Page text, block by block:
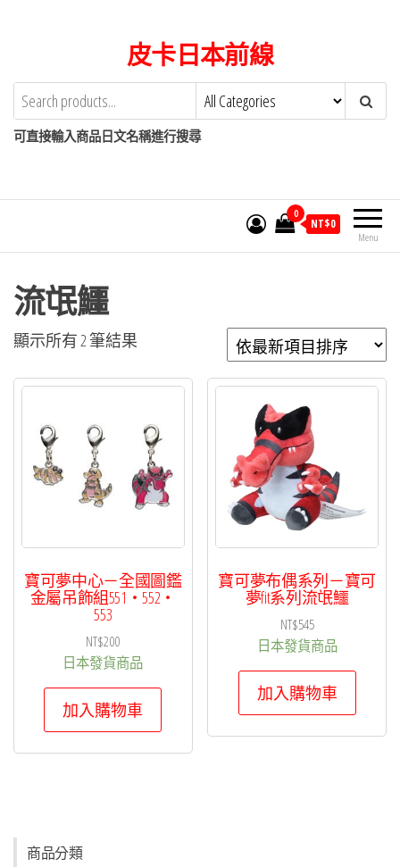
content
皮卡日本前線
可直接輸入商品日文名稱進行搜尋
Menu
0
NT$0
流氓鱷
顯示所有 2 筆結果
新
目
排
序
寶可夢中心－全國圖鑑
金屬吊飾組551・552・
553
NT$200
日本發貨商品
加入購物車
寶可夢布偶系列－寶可
夢fit系列流氓鱷
NT$545
日本發貨商品
加入購物車
商品分類